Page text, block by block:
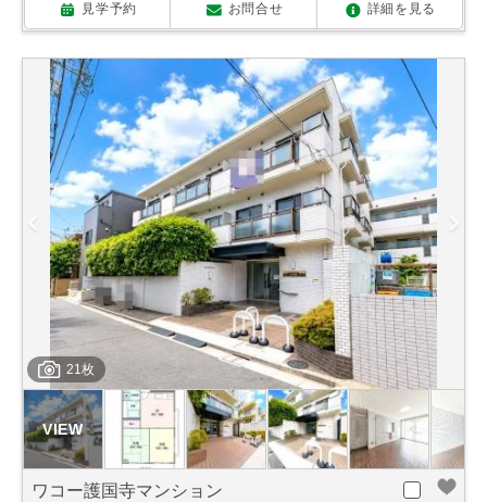
見学予約 お問合せ 詳細を見る
21枚
ワコー護国寺マンション